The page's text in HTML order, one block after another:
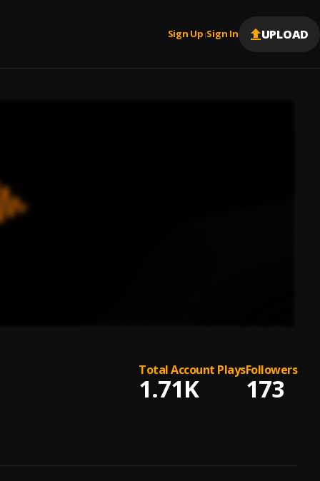
Sign Up |Sign In UPLOAD
Total Account Plays
1.71K
Followers
173